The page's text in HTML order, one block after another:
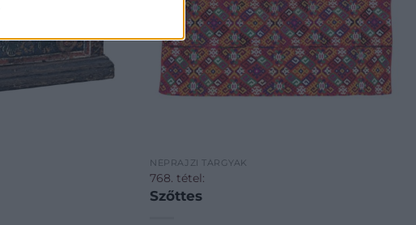
NÉPRAJZI TÁRGYAK
768. tétel:
Szőttes